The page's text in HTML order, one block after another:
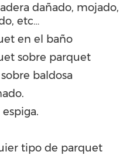
dañado, mojado,
etc…
en el baño
sobre parquet
baldosa
tipo de parquet